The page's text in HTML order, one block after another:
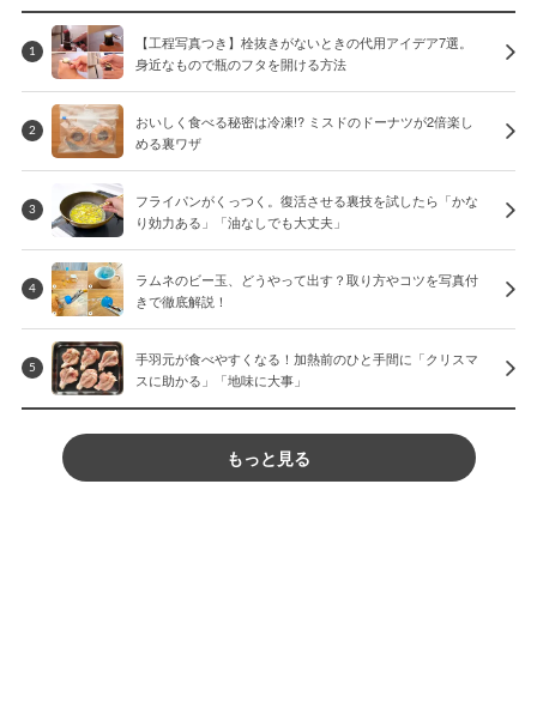
1
【工程写真つき】栓抜きがないときの代用アイデア7選。
身近なもので瓶のフタを開ける方法
2
おいしく食べる秘密は冷凍!? ミスドのドーナツが2倍楽し
める裏ワザ
3
フライパンがくっつく。復活させる裏技を試したら「かな
り効力ある」「油なしでも大丈夫」
4
ラムネのビー玉、どうやって出す？取り方やコツを写真付
きで徹底解説！
5
手羽元が食べやすくなる！加熱前のひと手間に「クリスマ
スに助かる」「地味に大事」
もっと見る